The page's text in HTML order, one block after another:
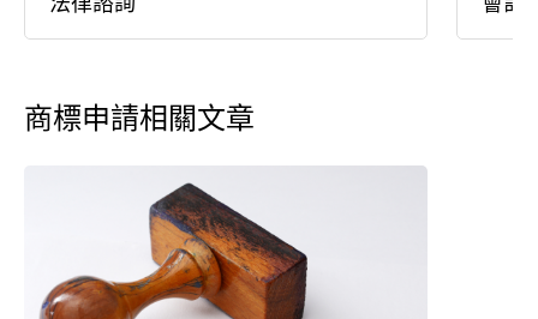
法律諮詢 會計
商標申請相關文章